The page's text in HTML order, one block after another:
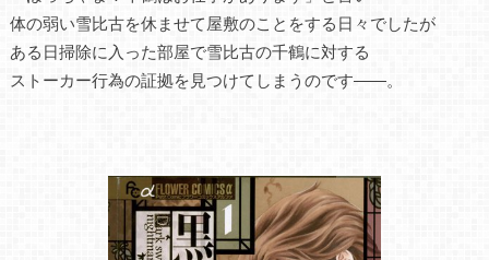
体の弱い雪比古を休ませて屋敷のことをする日々でしたが
ある日掃除に入った部屋で雪比古の千鶴に対する
ストーカー行為の証拠を見つけてしまうのです――。